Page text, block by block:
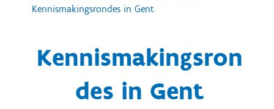
Kennismakingsrondes in Gent
Kennismakingsron
des in Gent